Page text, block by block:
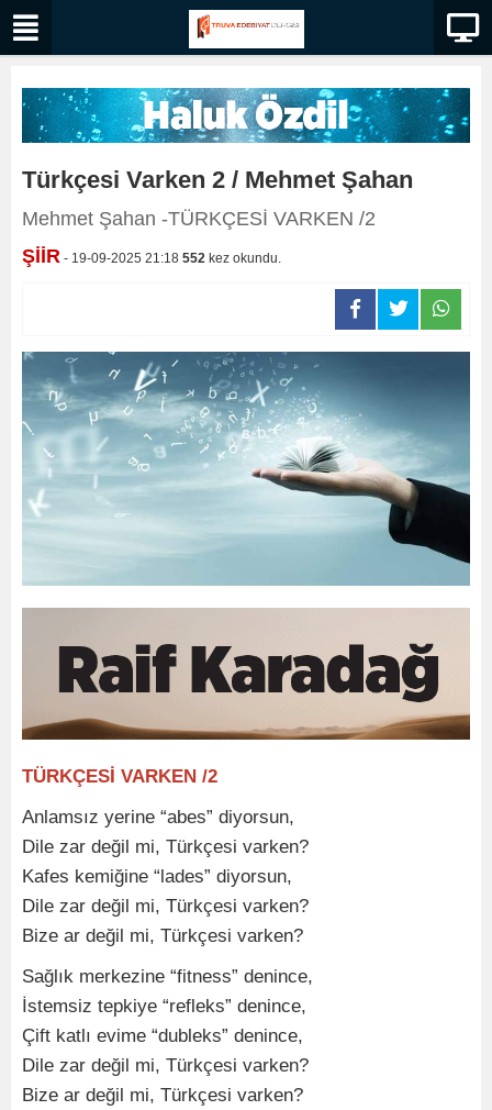
Türkçesi Varken 2 / Mehmet Şahan
Mehmet Şahan -TÜRKÇESİ VARKEN /2
ŞİİR - 19-09-2025 21:18 552 kez okundu.
TÜRKÇESİ VARKEN /2
Anlamsız yerine “abes” diyorsun,
Dile zar değil mi, Türkçesi varken?
Kafes kemiğine “lades” diyorsun,
Dile zar değil mi, Türkçesi varken?
Bize ar değil mi, Türkçesi varken?
Sağlık merkezine “fitness” denince,
İstemsiz tepkiye “refleks” denince,
Çift katlı evime “dubleks” denince,
Dile zar değil mi, Türkçesi varken?
Bize ar değil mi, Türkçesi varken?